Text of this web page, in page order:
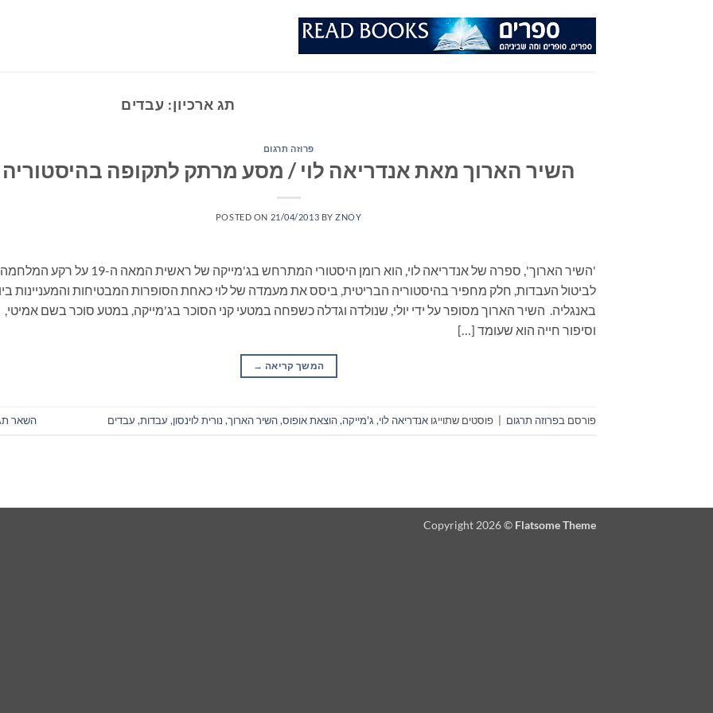
תג ארכיון: עבדים
פרוזה תרגום
השיר הארוך מאת אנדריאה לוי / מסע מרתק לתקופה בהיסטוריה
POSTED ON 21/04/2013 BYZNOY
'השיר הארוך', ספרה של אנדריאה לוי, הוא רומן היסטורי המתרחש בג'מייקה של ראשית המאה ה-19 על רקע המלחמה
לביטול העבדות, חלק מחפיר בהיסטוריה הבריטית, ביסס את מעמדה של לוי כאחת הסופרות המבטיחות והמעניינות
באנגליה. השיר הארוך מסופר על ידי יולי, שנולדה וגדלה כשפחה במטעי קני הסוכר בג'מייקה, במטע סוכר בשם אמיטי,
וסיפור חייה הוא שעומד […]
המשך קריאה →
פורסם בפרוזה תרגום פוסטים שתוייגו אנדריאה לוי, ג'מייקה,הוצאת אופוס,השיר הארוך, נורית לוינסון, עבדות, עבדים השאר
Copyright 2026 © Flatsome Theme